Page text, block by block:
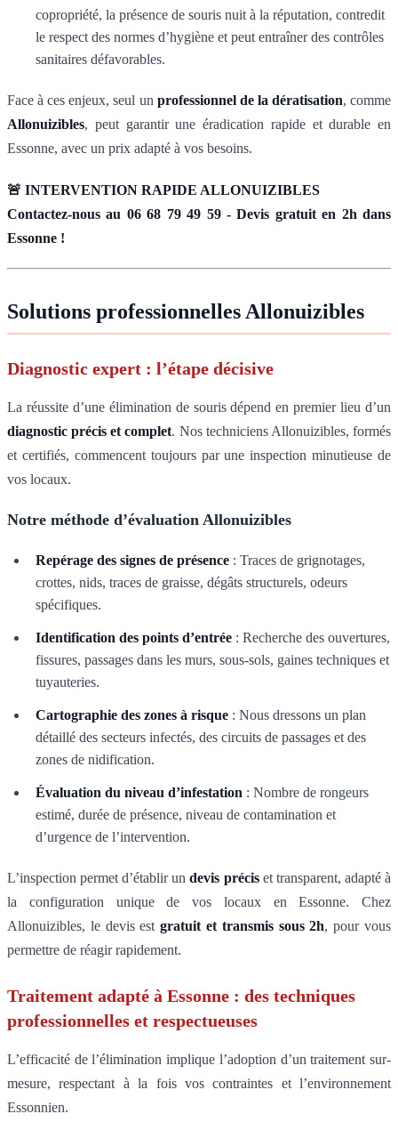
copropriété, la présence de souris nuit à la réputation, contredit
le respect des normes d’hygiène et peut entraîner des contrôles
sanitaires défavorables.
Face à ces enjeux, seul un professionnel de la dératisation, comme
Allonuizibles, peut garantir une éradication rapide et durable en
Essonne, avec un prix adapté à vos besoins.
🚨 INTERVENTION RAPIDE ALLONUIZIBLES
Contactez-nous au 06 68 79 49 59 - Devis gratuit en 2h dans
Essonne !
Solutions professionnelles Allonuizibles
Diagnostic expert : l’étape décisive
La réussite d’une élimination de souris dépend en premier lieu d’un
diagnostic précis et complet. Nos techniciens Allonuizibles, formés
et certifiés, commencent toujours par une inspection minutieuse de
vos locaux.
Notre méthode d’évaluation Allonuizibles
Repérage des signes de présence : Traces de grignotages,
crottes, nids, traces de graisse, dégâts structurels, odeurs
spécifiques.
Identification des points d’entrée : Recherche des ouvertures,
fissures, passages dans les murs, sous-sols, gaines techniques et
tuyauteries.
Cartographie des zones à risque : Nous dressons un plan
détaillé des secteurs infectés, des circuits de passages et des
zones de nidification.
Évaluation du niveau d’infestation : Nombre de rongeurs
estimé, durée de présence, niveau de contamination et
d’urgence de l’intervention.
L’inspection permet d’établir undevis préciset transparent, adapté à
la configuration unique de vos locaux en Essonne. Chez
Allonuizibles, le devis estgratuit et transmis sous 2h, pour vous
permettre de réagir rapidement.
Traitement adapté à Essonne : des techniques
professionnelles et respectueuses
L’efficacité de l’élimination implique l’adoption d’un traitement sur-
mesure, respectant à la fois vos contraintes et l’environnement
Essonnien.